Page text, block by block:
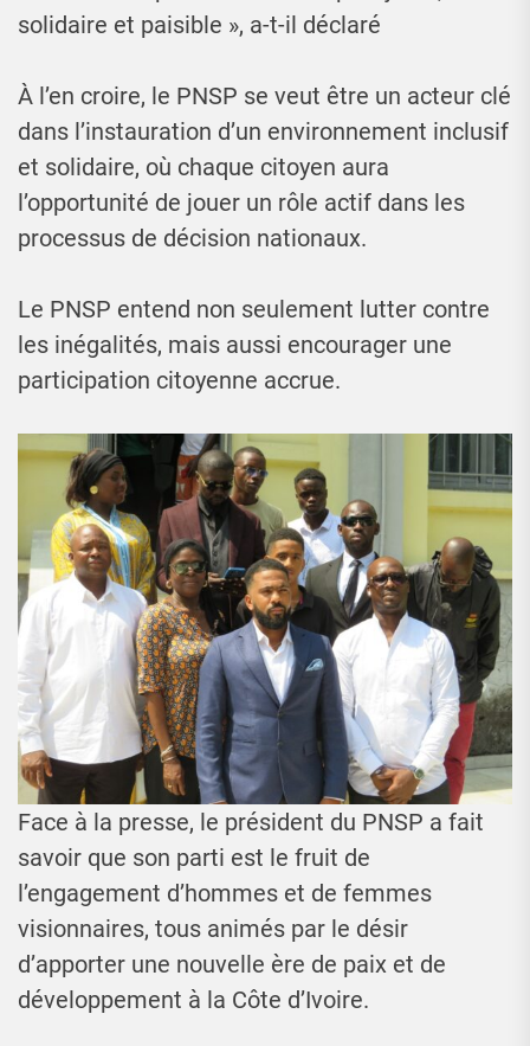
solidaire et paisible », a-t-il déclaré
À l’en croire, le PNSP se veut être un acteur clé
dans l’instauration d’un environnement inclusif
et solidaire, où chaque citoyen aura
l’opportunité de jouer un rôle actif dans les
processus de décision nationaux.
Le PNSP entend non seulement lutter contre
les inégalités, mais aussi encourager une
participation citoyenne accrue.
Face à la presse, le président du PNSP a fait
savoir que son parti est le fruit de
l’engagement d’hommes et de femmes
visionnaires, tous animés par le désir
d’apporter une nouvelle ère de paix et de
développement à la Côte d’Ivoire.